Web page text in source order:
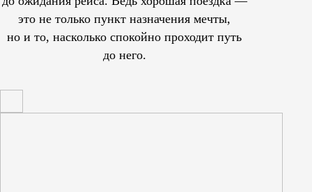
это не только пункт назначения мечты,
но и то, насколько спокойно проходит путь
до него.